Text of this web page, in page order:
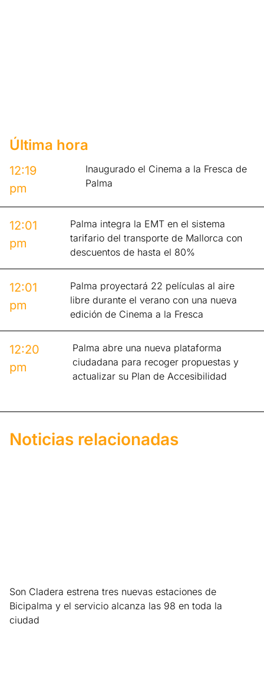
Última hora
12:19
pm
Inaugurado el Cinema a la Fresca de
Palma
12:01
pm
Palma integra la EMT en el sistema
tarifario del transporte de Mallorca con
descuentos de hasta el 80%
12:01
pm
Palma proyectará 22 películas al aire
libre durante el verano con una nueva
edición de Cinema a la Fresca
12:20
pm
Palma abre una nueva plataforma
ciudadana para recoger propuestas y
actualizar su Plan de Accesibilidad
Noticias relacionadas
Son Cladera estrena tres nuevas estaciones de
Bicipalma y el servicio alcanza las 98 en toda la
ciudad